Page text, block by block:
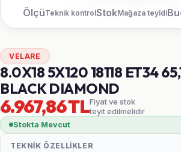
ÖlçüTeknik kontrolStokMağaza teyidi
VELARE
8.0X18 5X120 18118 ET34
BLACK DIAMOND
6.967,86 TLFiyat ve stok
teyit edilmelidir
Stokta Mevcut
TEKNIK ÖZELLIKLER